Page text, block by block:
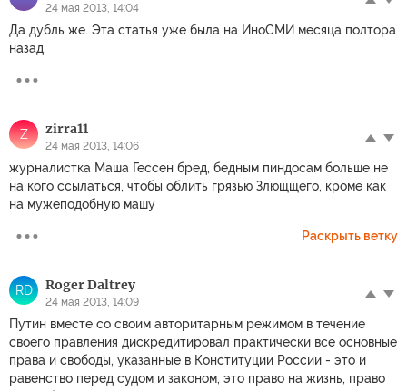
24 мая 2013, 14:04
Да дубль же. Эта статья уже была на ИноСМИ месяца полтора
назад.
Z zirra11
24 мая 2013, 14:06
журналистка Маша Гессен бред, бедным пиндосам больше не
на кого ссылаться, чтобы облить грязью Злющщего, кроме как
на мужеподобную машу
Раскрыть ветку
RD Roger Daltrey
24 мая 2013, 14:09
Путин вместе со своим авторитарным режимом в течение
своего правления дискредитировал практически все основные
права и свободы, указанные в Конституции России - это и
равенство перед судом и законом, это право на жизнь, право